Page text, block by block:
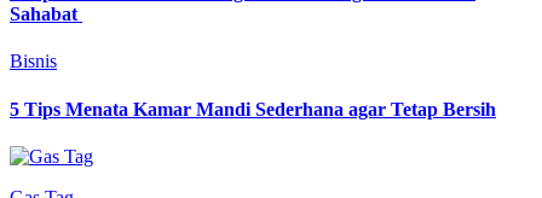
Sahabat
Bisnis
5 Tips Menata Kamar Mandi Sederhana agar Tetap Bersih